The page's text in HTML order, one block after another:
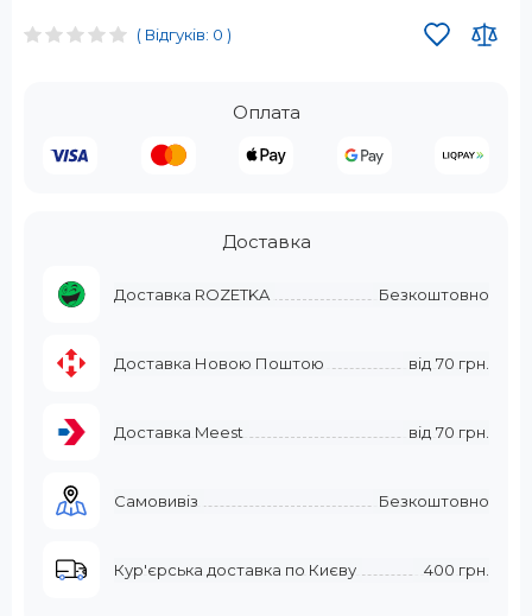
( Відгуків: 0 )
Оплата
Доставка
Доставка ROZETKA Безкоштовно
Доставка Новою Поштою від 70 грн.
Доставка Meest від 70 грн.
Самовивіз Безкоштовно
Кур'єрська доставка по Києву 400 грн.